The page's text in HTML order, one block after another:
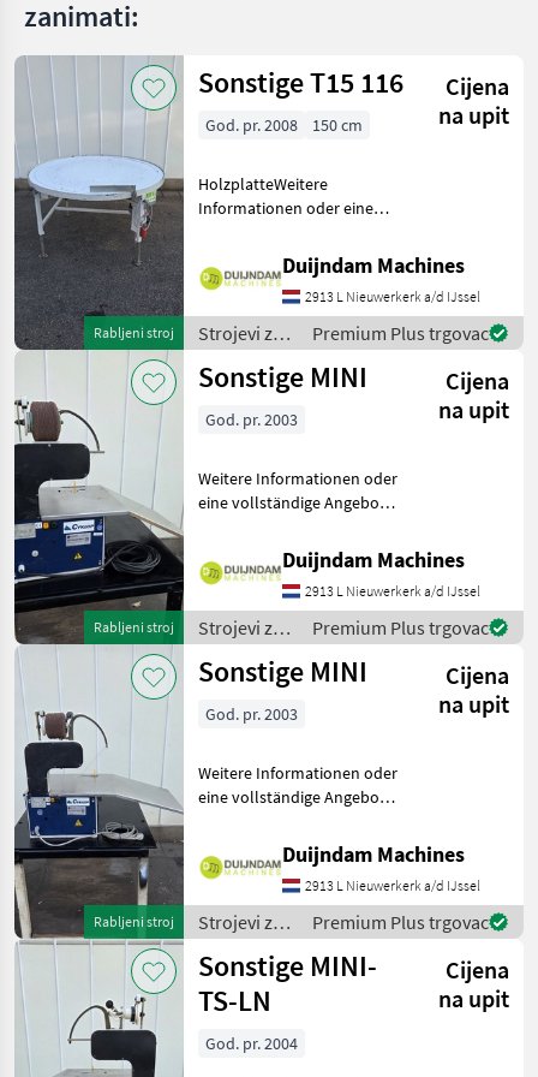
zanimati:
Rabljeni stroj
Sonstige T15 116
Cijena
na upit
God. pr. 2008 150 cm
HolzplatteWeitere
Informationen oder eine
Fragen Sie das einfach und
schnell an auf unsere
Duijndam Machines
Website! Sie können uns
auch anruf
Duijndam Machines
2913 L Nieuwerkerk a/d IJssel
Strojevi za
voćarstvo /
Sonstige
Premium Plus trgovac
Rabljeni stroj
Sonstige MINI
Cijena
na upit
God. pr. 2003
Weitere Informationen oder
eine vollständige Angebot?
schnell an auf unsere
Duijndam Machines
Website! Sie können uns
auch anrufen.Alle zu
Duijndam Machines
2913 L Nieuwerkerk a/d IJssel
Strojevi za
voćarstvo /
Sonstige
Premium Plus trgovac
Rabljeni stroj
Sonstige MINI
Cijena
na upit
God. pr. 2003
Weitere Informationen oder
eine vollständige Angebot?
schnell an auf unsere
Duijndam Machines
Website! Sie können uns
auch anrufen.Alle zu
Duijndam Machines
2913 L Nieuwerkerk a/d IJssel
Strojevi za
voćarstvo /
Sonstige
Premium Plus trgovac
Sonstige MINI-
TS-LN
Cijena
na upit
God. pr. 2004